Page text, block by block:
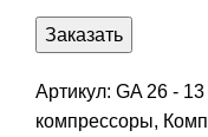
Заказать
Артикул: GA 26 -
компрессоры,